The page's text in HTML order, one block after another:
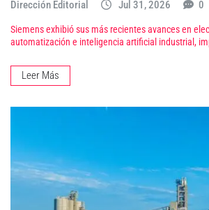
Dirección Editorial Jul 31, 2026 0
Siemens exhibió sus más recientes avances en
automatización e inteligencia artificial industrial,
Leer Más